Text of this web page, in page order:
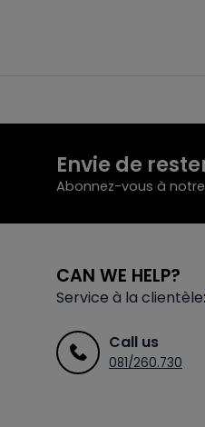
Envie de
Abonnez-vous à
CAN WE HELP?
Service à la clientèle:
Call us
081/260.730